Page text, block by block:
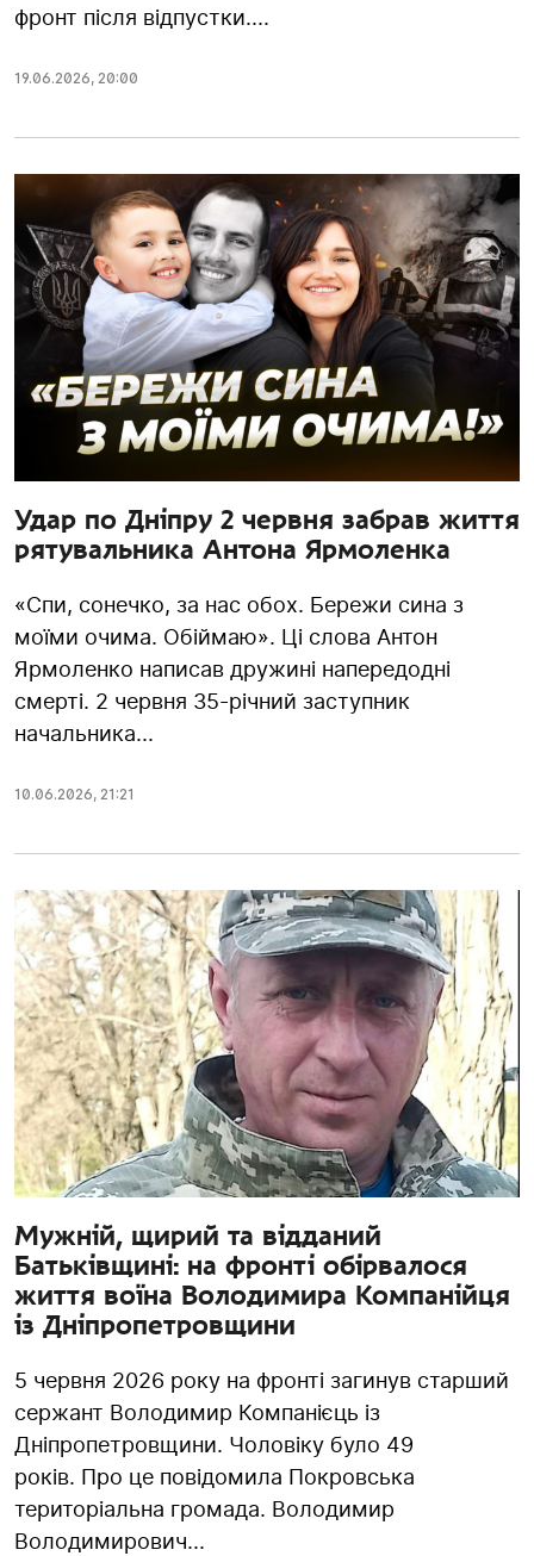
фронт після відпустки....
19.06.2026, 20:00
Удар по Дніпру 2 червня забрав життя
рятувальника Антона Ярмоленка
«Спи, сонечко, за нас обох. Бережи сина з
моїми очима. Обіймаю». Ці слова Антон
Ярмоленко написав дружині напередодні
смерті. 2 червня 35-річний заступник
начальника...
10.06.2026, 21:21
Мужній, щирий та відданий
Батьківщині: на фронті обірвалося
життя воїна Володимира Компанійця
із Дніпропетровщини
5 червня 2026 року на фронті загинув старший
сержант Володимир Компанієць із
Дніпропетровщини. Чоловіку було 49
років. Про це повідомила Покровська
територіальна громада. Володимир
Володимирович...